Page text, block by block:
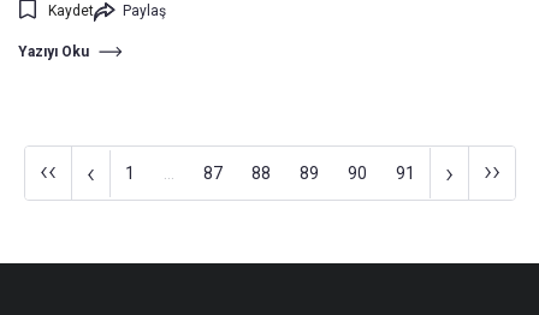
Kaydet Paylaş
Yazıyı Oku
‹‹ ‹ 1 87 88 89 90 91 › ››